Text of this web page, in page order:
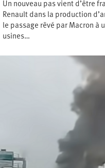
Un nouveau pas vient d’être
Renault dans la production
le passage rêvé par Macron à
usines…